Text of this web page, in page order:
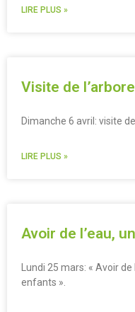
LIRE PLUS »
Visite de
Dimanche 6 avril: visite
LIRE PLUS »
Avoir de l’eau,
Lundi 25 mars: « Avoir
enfants ».